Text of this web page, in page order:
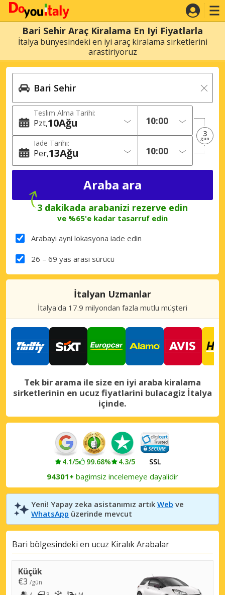
Bari Sehir Araç Kiralama En Iyi Fiyatlarla
İtalya bünyesindeki en iyi araç kiralama sirketlerini
arastiriyoruz
Teslim Alma Tarihi:
Pzt 10Ağu
Iade Tarihi:
Per 13Ağu
3
gün
3 dakikada arabanizi rezerve edin
ve %65'e kadar tasarruf edin
Arabayi ayni lokasyona iade edin
26 – 69 yas arasi sürücü
İtalyan Uzmanlar
İtalya'da 17.9 milyondan fazla mutlu müşteri
Tek bir arama ile size en iyi araba kiralama
sirketlerinin en ucuz fiyatlarini bulacagiz İtalya
içinde.
4.1/5 99.68% 4.3/5 SSL
94301+ bagimsiz incelemeye dayalidir
Yeni! Yapay zeka asistanımız artık Web ve
WhatsApp üzerinde mevcut
Bari bölgesindeki en ucuz Kiralık Arabalar
Küçük
€3 /gün